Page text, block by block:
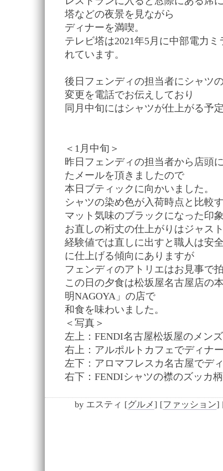
塔などの夜景を見ながら
ディナーを満喫。
テレビ塔は2021年5月に中部電力
れています。
後日フェンディの担当者にシャツ
変更を電話でお伝えしており
同月中旬にはシャツが仕上がる予
＜1月中旬＞
昨日フェンディの担当者から店頭
たメールを頂きましたので
本日ブティックに向かいました。
シャツの染め色が入荷時点と比較
マット気味のブラックになった印
お直しの裄丈の仕上がりはジャス
経験値では直しに出すと職人は安
に仕上げる傾向にありますが
フェンディのアトリエはお見事で
この日の夕食は松坂屋名古屋店の
明NAGOYA」の店で
和食を味わいました。
＜写真＞
左上：FENDI名古屋松坂屋のメン
右上：アルポルトカフェでディナ
左下：アロマフレスカ名古屋でデ
右下：FENDIシャツの襟のズッカ
by エスティ [グルメ] [ファッション]